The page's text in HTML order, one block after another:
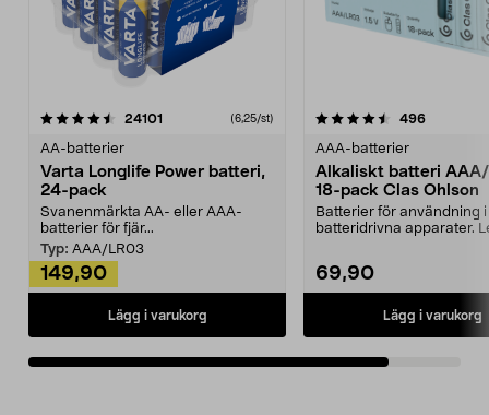
24101 recensioner(6,25/st)
AA-batterier
Varta Longlife Power batteri,
24-pack
Svanenmärkta AA- eller AAA-
batterier för fjär...
Typ: AAA/LR03
149,90
Lägg i varukorg
4.5av 5 stjärnor 496
AAA-batterier
Alkaliskt batteri
18-pack Clas Ohlson
Batterier för användning
batteridrivna apparater.
69,90
Lägg i varukorg